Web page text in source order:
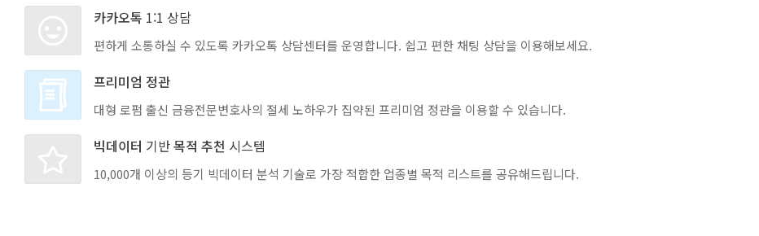
카카오톡 1:1 상담
편하게 소통하실 수 있도록 카카오톡 상담센터를 운영합니다. 쉽고 편한 채팅 상담을 이용해보세요.
프리미엄 정관
대형 로펌 출신 금융전문변호사의 절세 노하우가 집약된 프리미엄 정관을 이용할 수 있습니다.
빅데이터 기반목적 추천 시스템
10,000개 이상의 등기 빅데이터 분석 기술로 가장 적합한 업종별 목적 리스트를 공유해드립니다.